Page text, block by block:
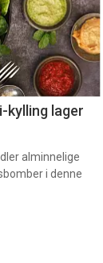
kylling lager
alminnelige
i denne